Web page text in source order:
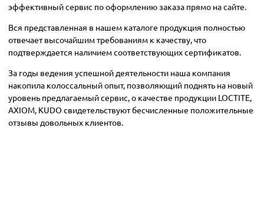
эффективный сервис по оформлению заказа прямо на сайте.
Вся представленная в нашем каталоге продукция полностью
отвечает высочайшим требованиям к качеству, что
подтверждается наличием соответствующих сертификатов.
За годы ведения успешной деятельности наша компания
накопила колоссальный опыт, позволяющий поднять на новый
уровень предлагаемый сервис, о качестве продукции LOCTITE,
AXIOM, KUDO свидетельствуют бесчисленные положительные
отзывы довольных клиентов.